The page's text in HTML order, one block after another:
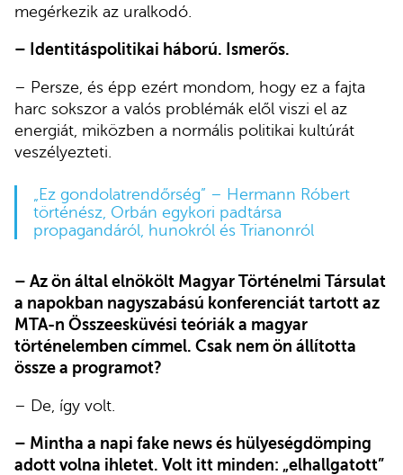
megérkezik az uralkodó.
– Identitáspolitikai háború. Ismerős.
– Persze, és épp ezért mondom, hogy ez a fajta
harc sokszor a valós problémák elől viszi el az
energiát, miközben a normális politikai kultúrát
veszélyezteti.
„Ez gondolatrendőrség” – Hermann Róbert
történész, Orbán egykori padtársa
propagandáról, hunokról és Trianonról
– Az ön által elnökölt Magyar Történelmi Társulat
a napokban nagyszabású konferenciát tartott az
MTA-n Összeesküvési teóriák a magyar
történelemben címmel. Csak nem ön állította
össze a programot?
– De, így volt.
– Mintha a napi fake news és hülyeségdömping
adott volna ihletet. Volt itt minden: „elhallgatott”